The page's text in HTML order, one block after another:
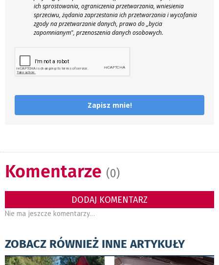
ich sprostowania, ograniczenia przetwarzania, wniesienia
sprzeciwu, żądania zaprzestania ich przetwarzania i wycofania
zgody na przetwarzanie danych, prawo do „bycia
zapomnianym", przenoszenia danych osobowych.
Zapisz mnie!
Komentarze (0)
DODAJ KOMENTARZ
Nie ma jeszcze komentarzy...
ZOBACZ RÓWNIEŻ INNE ARTYKUŁY